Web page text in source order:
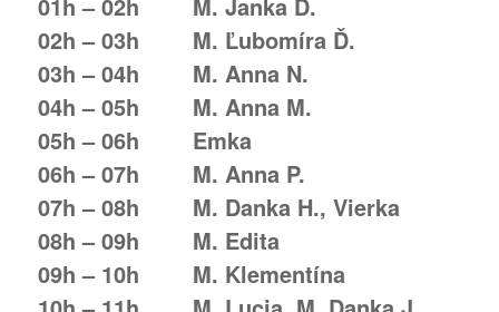
02h – 03h M. Ľubomíra Ď.
03h – 04h M. Anna N.
04h – 05h M. Anna M.
05h – 06h Emka
06h – 07h M. Anna P.
07h – 08h M. Danka H., Vierka
08h – 09h M. Edita
09h – 10h M. Klementína